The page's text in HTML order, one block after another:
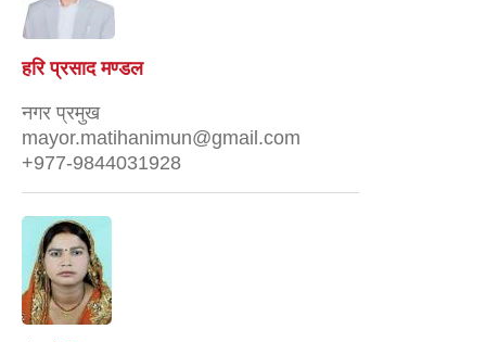
हरि प्रसाद मण्डल
नगर प्रमुख
mayor.matihanimun@gmail.com
+977-9844031928